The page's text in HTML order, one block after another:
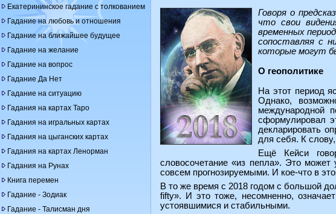
Говоря о
что свои
временных
сопоставляя с
которые могут
О геополитике
На этот период
Однако,
международной
сформулировал
декларировать
для себя. К
Ещё Кейси
словосочетание «из пепла». Это
совсем прогнозируемыми. И кое-что в
В то же время с 2018 годом с большой
fifty». И это тоже, несомненно,
устоявшимися и стабильными.
Екатерининское гадание с толкованием
Гадание на любовь и отношения
Гадание на ближайшее будущее
Гадание на желание
Гадание на вопрос
Гадание Да Нет
Гадание на ситуацию
Гадания на картах Таро
Гадания на игральных картах
Гадания на цыганских картах
Гадания на картах Ленорман
Гадания на Рунах
Книга перемен
Гадание - Зодиак
Гадание - Талисман дня